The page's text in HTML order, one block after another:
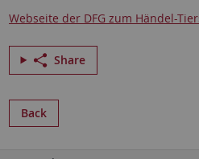
Webseite der DFG zum Händel-
Share
Back